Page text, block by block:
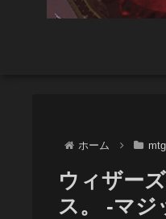
ホーム
ウィザー
ス。 -マジ